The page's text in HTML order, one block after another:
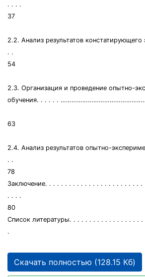
. . . .
37
2.2. Анализ результатов
. .
54
2.3. Организация и проведение опытно-
обучения. . . . . .
63
2.4. Анализ результатов опытно-
. .
78
Заключение. . . . . . . . . . . . . . . . . . . . . . . .
. . . .
80
Список литературы. . . . . . . . . . . . . . . . . .
.
Скачать полностью (128.15 Кб)